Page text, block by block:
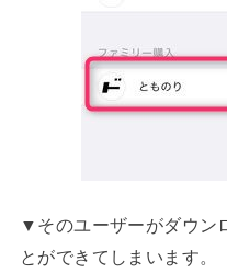
▼そのユーザーがダウン
とができてしまいます。